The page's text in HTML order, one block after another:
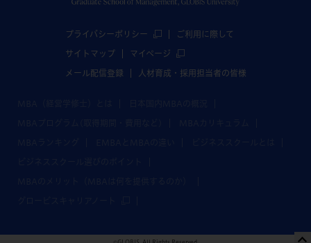
プライバシーポリシー ご利用に際して
サイトマップ マイページ
メール配信登録 人材育成・採用担当者の皆様